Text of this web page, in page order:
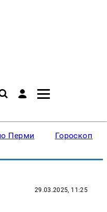
Перми Гороскопы
29.03.2025, 11:25